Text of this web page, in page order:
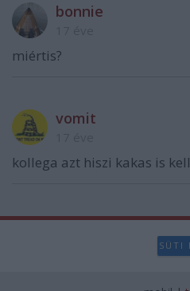
bonnie
miértis?
vomit
kollega azt hiszi kakas is
SÜTI